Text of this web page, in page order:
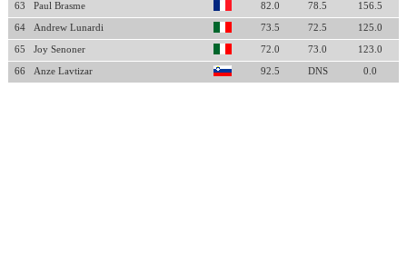
63 Paul Brasme 82.0 78.5 156.5
64 Andrew Lunardi 73.5 72.5 125.0
65 Joy Senoner 72.0 73.0 123.0
66 Anze Lavtizar 92.5 DNS 0.0